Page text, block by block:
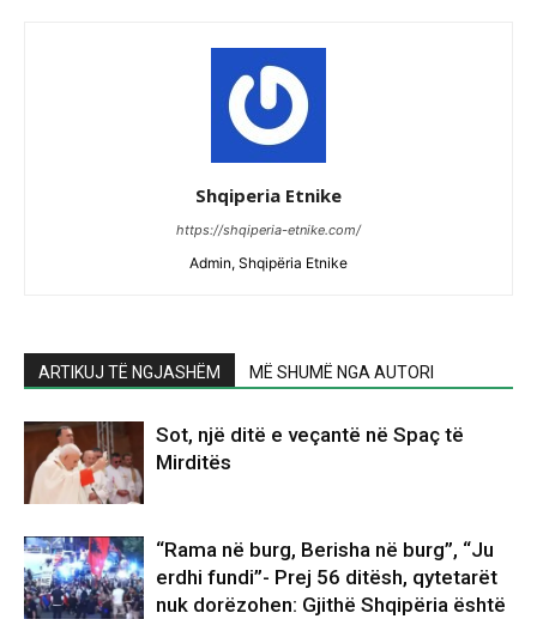
Shqiperia Etnike
https://shqiperia-etnike.com/
Admin, Shqipëria Etnike
ARTIKUJ TË NGJASHËM MË SHUMË NGA AUTORI
Sot, një ditë e veçantë në Spaç të
Mirditës
“Rama në burg, Berisha në burg”, “Ju
erdhi fundi”- Prej 56 ditësh, qytetarët
nuk dorëzohen: Gjithë Shqipëria është